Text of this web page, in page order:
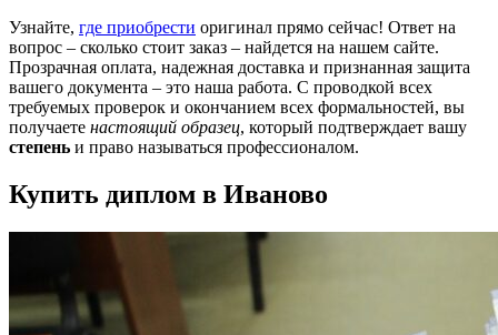
Узнайте, где приобрести оригинал прямо сейчас! Ответ на
вопрос – сколько стоит заказ – найдется на нашем сайте.
Прозрачная оплата, надежная доставка и признанная защита
вашего документа – это наша работа. С проводкой всех
требуемых проверок и окончанием всех формальностей, вы
получаете настоящий образец, который подтверждает вашу
степень и право называться профессионалом.
Купить диплом в Иваново